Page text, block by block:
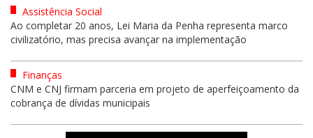
Assistência Social
Ao completar 20 anos, Lei Maria da Penha representa marco
civilizatório, mas precisa avançar na implementação
Finanças
CNM e CNJ firmam parceria em projeto de aperfeiçoamento da
cobrança de dívidas municipais